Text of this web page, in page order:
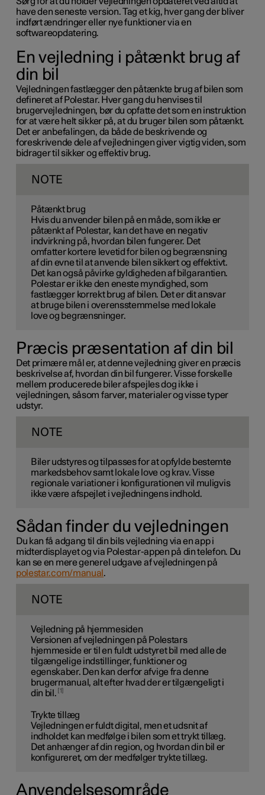
have den seneste version. Tag et kig, hver gang der bliver
indført ændringer eller nye funktioner via en
softwareopdatering.
En vejledning i påtænkt brug af
din bil
Vejledningen fastlægger den påtænkte brug af bilen som
defineret af Polestar. Hver gang du henvises til
brugervejledningen, bør du opfatte det som en instruktion
for at være helt sikker på, at du bruger bilen som påtænkt.
Det er anbefalingen, da både de beskrivende og
foreskrivende dele af vejledningen giver vigtig viden, som
bidrager til sikker og effektiv brug.
NOTE
Påtænkt brug
Hvis du anvender bilen på en måde, som ikke er
påtænkt af Polestar, kan det have en negativ
indvirkning på, hvordan bilen fungerer. Det
omfatter kortere levetid for bilen og begrænsning
af din evne til at anvende bilen sikkert og effektivt.
Det kan også påvirke gyldigheden af bilgarantien.
Polestar er ikke den eneste myndighed, som
fastlægger korrekt brug af bilen. Det er dit ansvar
at bruge bilen i overensstemmelse med lokale
love og begrænsninger.
Præcis præsentation af din bil
Det primære mål er, at denne vejledning giver en præcis
beskrivelse af, hvordan din bil fungerer. Visse forskelle
mellem producerede biler afspejles dog ikke i
vejledningen, såsom farver, materialer og visse typer
udstyr.
NOTE
Biler udstyres og tilpasses for at opfylde bestemte
markedsbehov samt lokale love og krav. Visse
regionale variationer i konfigurationen vil muligvis
ikke være afspejlet i vejledningens indhold.
Sådan finder du vejledningen
Du kan få adgang til din bils vejledning via en app i
midterdisplayet og via Polestar-appen på din telefon. Du
kan se en mere generel udgave af vejledningen på
polestar.com/manual .
NOTE
Vejledning på hjemmesiden
Versionen af vejledningen på Polestars
hjemmeside er til en fuldt udstyret bil med alle de
tilgængelige indstillinger, funktioner og
egenskaber. Den kan derfor afvige fra denne
brugermanual, alt efter hvad der er tilgængeligt i
din bil. 1
Trykte tillæg
Vejledningen er fuldt digital, men et udsnit af
indholdet kan medfølge i bilen som et trykt tillæg.
Det anhænger af din region, og hvordan din bil er
konfigureret, om der medfølger trykte tillæg.
Anvendelsesområde